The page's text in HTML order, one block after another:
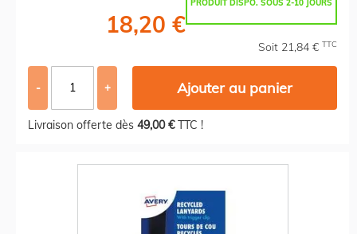
PRODUIT DISPO. SOUS 2-10 JOURS
18,20 €
Soit 21,84 € TTC
- + Ajouter au panier
Livraison offerte dès 49,00 €TTC !